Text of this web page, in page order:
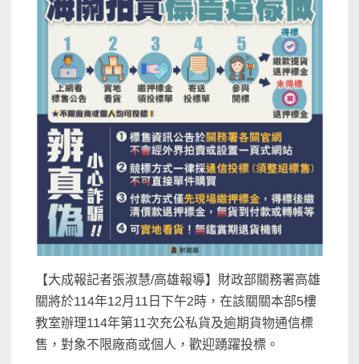
【大成報記者張淑慧/高雄報導】財政部關務署高雄
關將於114年12月11日下午2時，在該關關本部5樓
教室辦理114年第11次充公私貨及逾期貨物通信標
售，對象不限廠商或個人，歡迎踴躍投標。